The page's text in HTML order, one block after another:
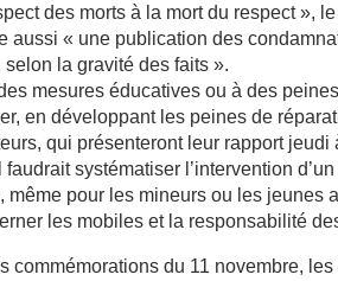
des morts à la mort du respect »,
aussi « une publication des
la gravité des faits ».
mesures éducatives ou à des
en développant les peines de
qui présenteront leur rapport jeudi
systématiser l’intervention
même pour les mineurs ou les
les mobiles et la responsabilité
commémorations du 11 novembre,